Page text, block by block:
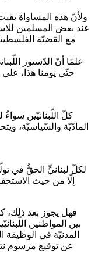
ولأنّ هذه المساواة
عند بعض المسلمين
مع القضيّة
حتّى يومنا هذا، على
المادّيّة والسّياسيّة،
إلّا من حيث
فهل يجوز بعد ذلك،
بين المواطنين
المدنيّة في
عن توقيع مرسوم